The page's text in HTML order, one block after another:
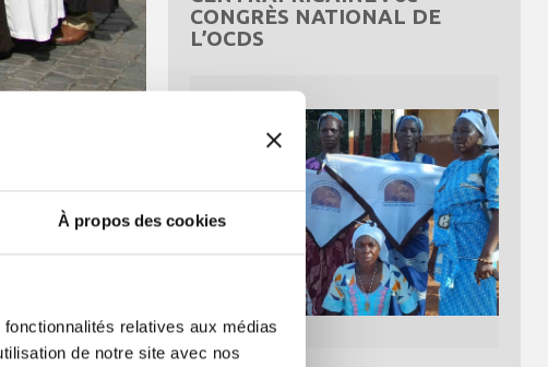
À propos des cookies
relatives aux médias
de notre site avec nos
CONGRÈS NATIONAL DE
L’OCDS